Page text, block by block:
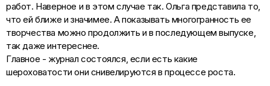
Николай Семёнов , Это сказалась субъективность выборки)))
Ощущение, что кроме детей она ничего не снимает.
Это не так.
У нее есть 1) интересные пейзажи (мало), 2) природный
натюрморт (в журнале есть) напоминает постановку, хотя
есть другие снимки , 3) есть снимки, которые назвали бы
,,концептом,,. Так что выборка, не знаю чья - авторская или
редакторская - мне показалась однобокой.
работ. Наверное и в этом случае так. Ольга представила то,
что ей ближе и значимее. А показывать многогранность ее
творчества можно продолжить и в последующем выпуске,
так даже интереснее.
Главное - журнал состоялся, если есть какие
шероховатости они снивелируются в процессе роста.